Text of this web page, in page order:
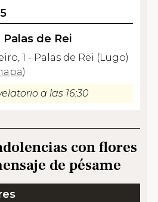
de Rei
1 - Palas de Rei (Lugo)
)
a las 16:30
con flores
de pésame